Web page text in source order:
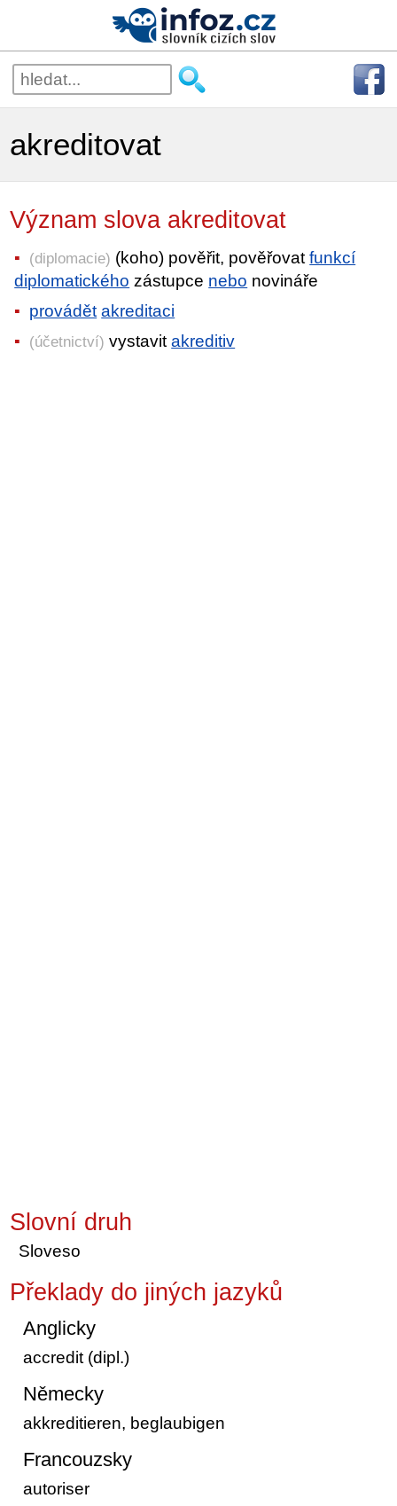
akreditovat
Význam slova akreditovat
(diplomacie) (koho) pověřit, pověřovatfunkcí
diplomatického zástupce nebo novináře
provádět akreditaci
(účetnictví) vystavitakreditiv
Slovní druh
Sloveso
Překlady do jiných jazyků
Anglicky
accredit (dipl.)
Německy
akkreditieren, beglaubigen
Francouzsky
autoriser